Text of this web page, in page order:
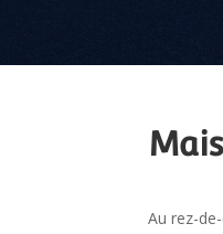
Au rez-